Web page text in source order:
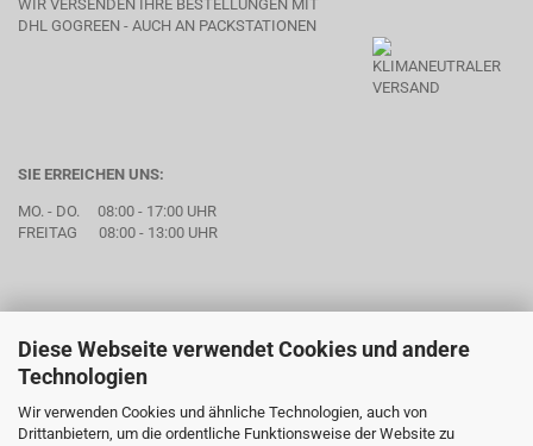
Diese Webseite verwendet Cookies und andere
Technologien
Wir verwenden Cookies und ähnliche Technologien, auch von
Drittanbietern, um die ordentliche Funktionsweise der Website zu
WIR VERSENDEN IHRE BESTELLUNGEN MIT
DHL GOGREEN - AUCH AN PACKSTATIONEN
SIE ERREICHEN UNS:
MO. - DO. 08:00 - 17:00 UHR
FREITAG 08:00 - 13:00 UHR